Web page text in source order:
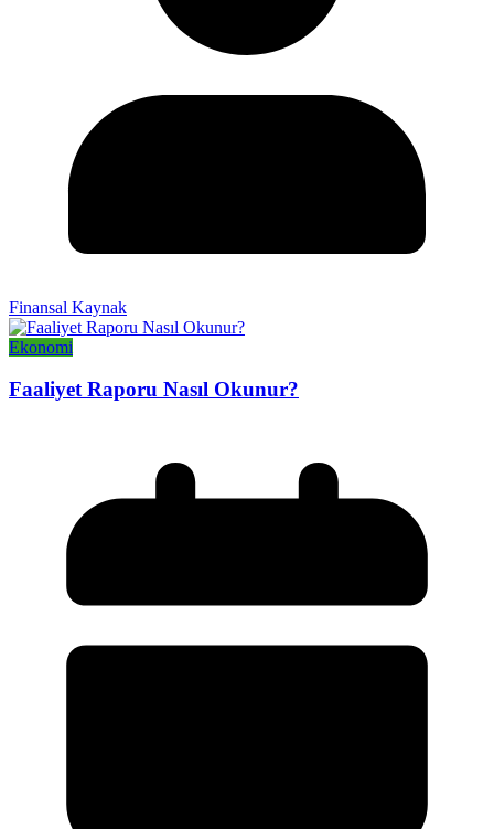
Finansal Kaynak
Ekonomi
Faaliyet Raporu Nasıl Okunur?